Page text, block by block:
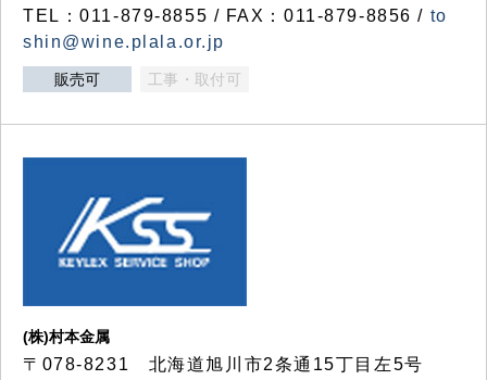
TEL：011-879-8855 / FAX：011-879-8856 / to
shin@wine.plala.or.jp
販売可 工事・取付可
(株)村本金属
〒078-8231 北海道旭川市2条通15丁目左5号